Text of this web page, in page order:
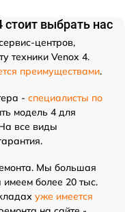
выбрать нас
центров,
техники Venox 4.
преимуществами.
- специалисты по
модель 4 для
все виды
Мы большая
имеем более 20 тыс.
уже имеется